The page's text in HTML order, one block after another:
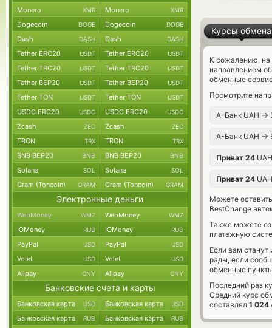
Курсы обмена
К сожалению, на
направлением
обменные
Посмотрите
А-Банк UAH →
А-Банк UAH →
Приват 24
Приват 24
Можете
BestChange
Также можете
платежную
Если вам
рады, если
обменные
Последний раз
Средний курс
составлял 1 024
Monero XMR Monero XMR
Dogecoin DOGE Dogecoin DOGE
Dash DASH Dash DASH
Tether ERC20 USDT Tether ERC20 USDT
Tether TRC20 USDT Tether TRC20 USDT
Tether BEP20 USDT Tether BEP20 USDT
Tether TON USDT Tether TON USDT
USDC ERC20 USDC USDC ERC20 USDC
Zcash ZEC Zcash ZEC
TRON TRX TRON TRX
BNB BEP20 BNB BNB BEP20 BNB
Solana SOL Solana SOL
Gram (Toncoin) GRAM Gram (Toncoin) GRAM
Электронные деньги
WebMoney WMZ WebMoney WMZ
ЮMoney RUB ЮMoney RUB
PayPal USD PayPal USD
Volet USD Volet USD
Alipay CNY Alipay CNY
Банковские счета и карты
Банковская карта USD Банковская карта USD
Банковская карта RUB Банковская карта RUB